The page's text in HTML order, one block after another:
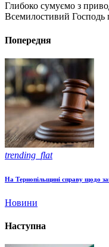
Глибоко сумуємо з
Всемилостивий Господь
Попередня
trending_flat
На Тернопільщині справу щодо
Новини
Наступна